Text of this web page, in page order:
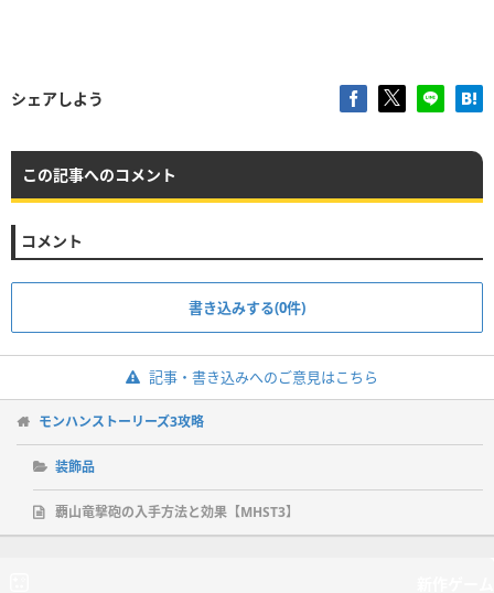
シェアしよう
この記事へのコメント
コメント
書き込みする(0件)
記事・書き込みへのご意見はこちら
モンハンストーリーズ3攻略
装飾品
覇山竜撃砲の入手方法と効果【MHST3】